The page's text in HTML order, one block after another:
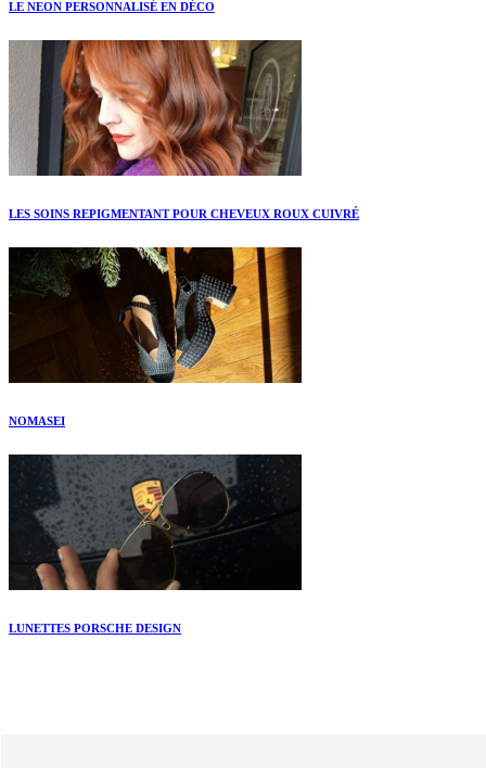
LE NEON PERSONNALISÉ EN DÉCO
LES SOINS REPIGMENTANT POUR CHEVEUX ROUX CUIVRÉ
NOMASEI
LUNETTES PORSCHE DESIGN